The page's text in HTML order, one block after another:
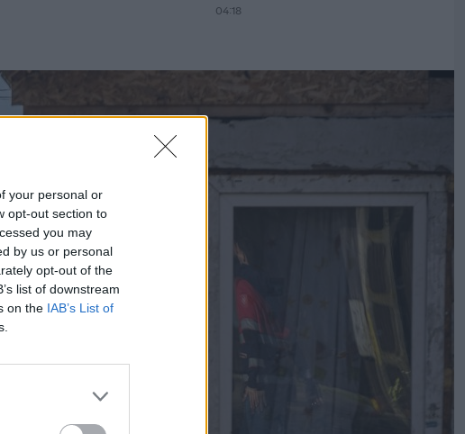
your personal or
opt-out section to
you may
by us or personal
opt-out of the
list of downstream
on the IAB’s List of